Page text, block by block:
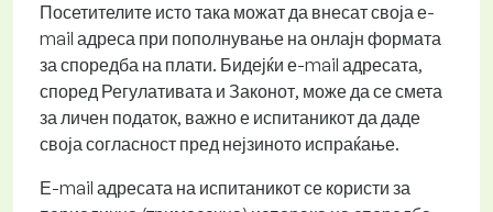
Посетителите исто така можат да внесат своја е-
mail адреса при пополнување на онлајн формата
за споредба на плати. Бидејќи е-mail адресата,
според Регулативата и Законот, може да се смета
за личен податок, важно е испитаникот да даде
своја согласност пред нејзиното испраќање.
Е-mail адресата на испитаникот се користи за